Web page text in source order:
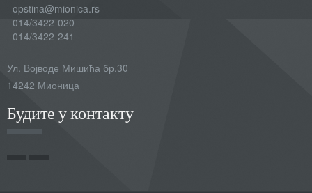
opstina@mionica.rs
014/3422-020
014/3422-241
Ул. Војводе Мишића бр.30
14242 Мионица
Будите у контакту